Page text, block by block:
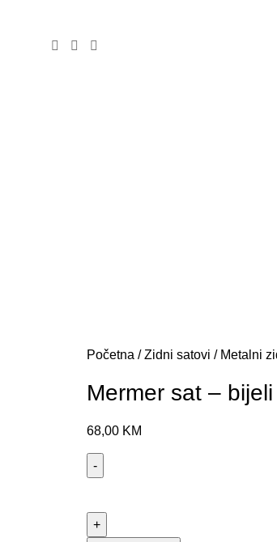
Početna Zidni satovi Metalni
Mermer sat – bijeli
68,00 KM